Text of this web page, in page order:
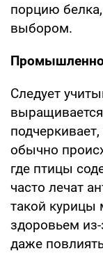
порцию
выбором.
Следует
обычно
где птицы
часто лечат
такой
здоровьем
даже